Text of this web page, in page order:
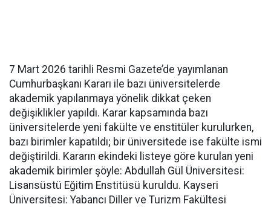
7 Mart 2026 tarihli Resmi Gazete’de yayımlanan
Cumhurbaşkanı Kararı ile bazı üniversitelerde
akademik yapılanmaya yönelik dikkat çeken
değişiklikler yapıldı. Karar kapsamında bazı
üniversitelerde yeni fakülte ve enstitüler kurulurken,
bazı birimler kapatıldı; bir üniversitede ise fakülte ismi
değiştirildi. Kararın ekindeki listeye göre kurulan yeni
akademik birimler şöyle: Abdullah Gül Üniversitesi:
Lisansüstü Eğitim Enstitüsü kuruldu. Kayseri
Üniversitesi: Yabancı Diller ve Turizm Fakültesi